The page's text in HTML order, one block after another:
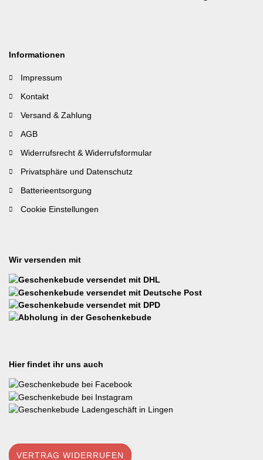
Informationen
Impressum
Kontakt
Versand & Zahlung
AGB
Widerrufsrecht & Widerrufsformular
Privatsphäre und Datenschutz
Batterieentsorgung
Cookie Einstellungen
Wir versenden mit
Hier findet ihr uns auch
VERTRAG WIDERRUFEN